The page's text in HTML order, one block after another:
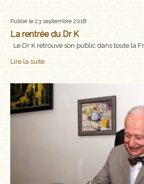
Publié le 23 septembre 2018
La rentrée du Dr K
Le Dr K retrouve son public dans toute la
Lire la suite